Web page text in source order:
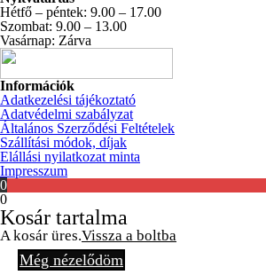
Hétfő – péntek: 9.00 – 17.00
Szombat: 9.00 – 13.00
Vasárnap: Zárva
Információk
Adatkezelési tájékoztató
Adatvédelmi szabályzat
Általános Szerződési Feltételek
Szállítási módok, díjak
Elállási nyilatkozat minta
Impresszum
0
0
Kosár tartalma
A kosár üres.Vissza a boltba
Még nézelődöm